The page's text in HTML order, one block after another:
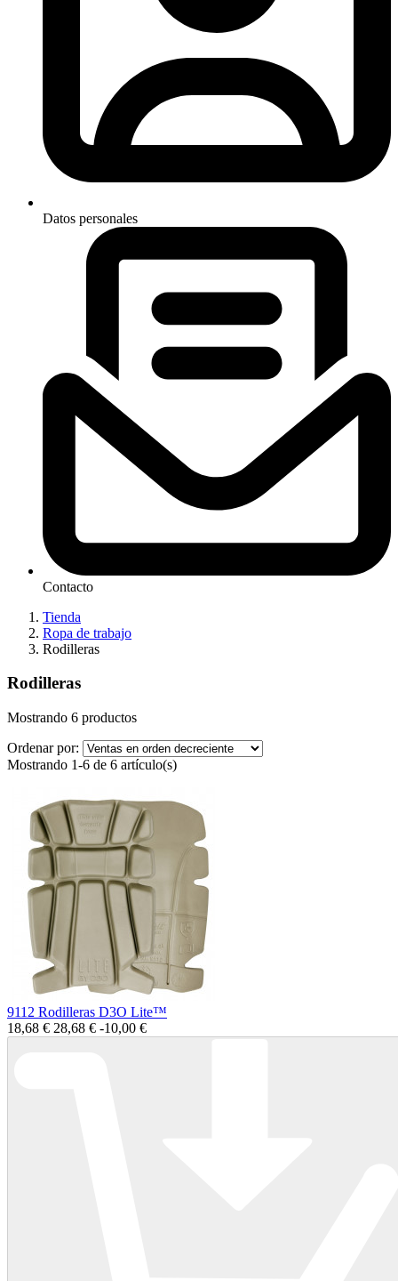
Datos personales
Contacto
Tienda
Ropa de trabajo
Rodilleras
Rodilleras
Mostrando 6 productos
Ordenar por:
Mostrando 1-6 de 6 artículo(s)
9112 Rodilleras D3O Lite™
18,68 € 28,68 € -10,00 €